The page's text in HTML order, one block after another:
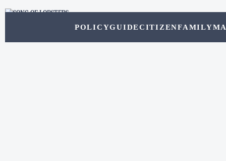
POLICYGUIDECITIZENFAMILY